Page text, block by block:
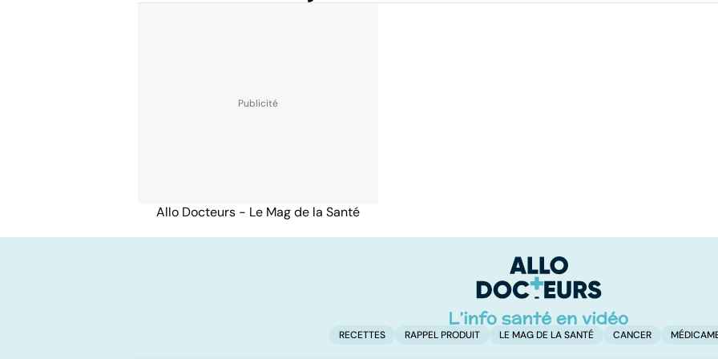
Allo Docteurs - Le Mag de la Santé
RECETTES RAPPEL PRODUIT LE MAG DE LA SANTÉ CANCER